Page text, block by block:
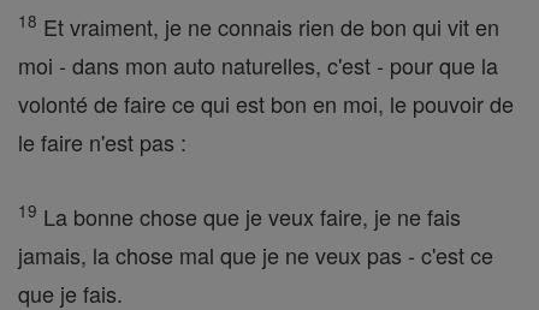
18 Et vraiment, je ne connais rien de bon qui vit en
moi - dans mon auto naturelles, c'est - pour que la
volonté de faire ce qui est bon en moi, le pouvoir de
le faire n'est pas :
19 La bonne chose que je veux faire, je ne fais
jamais, la chose mal que je ne veux pas - c'est ce
que je fais.